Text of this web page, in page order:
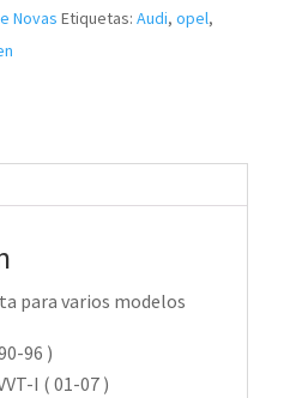
Novas Etiquetas: Audi, opel,
para varios modelos
96 )
I ( 01-07 )